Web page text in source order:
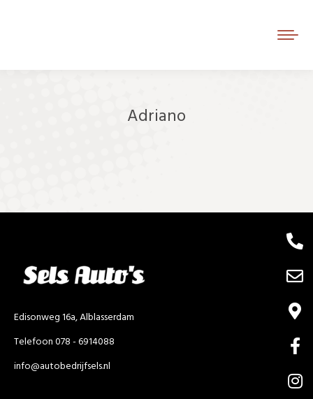
Adriano
Edisonweg 16a, Alblasserdam
Telefoon 078 - 6914088
info@autobedrijfsels.nl